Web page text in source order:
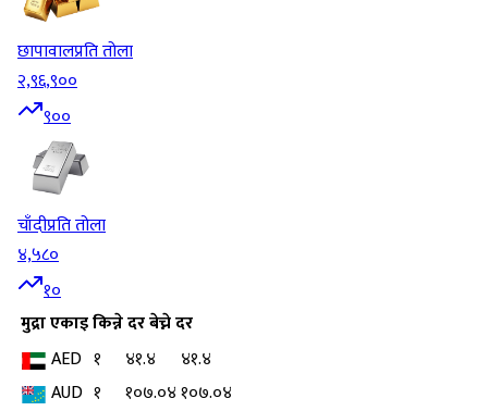
छापावालप्रति तोला
२,९६,९००
९००
चाँदीप्रति तोला
४,५८०
१०
मुद्राएकाइकिन्ने दरबेच्ने दर
AED १ ४१.४
४१.४
AUD १ १०७.०४१०७.०४